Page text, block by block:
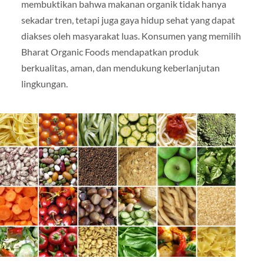
membuktikan bahwa makanan organik tidak hanya
sekadar tren, tetapi juga gaya hidup sehat yang dapat
diakses oleh masyarakat luas. Konsumen yang memilih
Bharat Organic Foods mendapatkan produk
berkualitas, aman, dan mendukung keberlanjutan
lingkungan.